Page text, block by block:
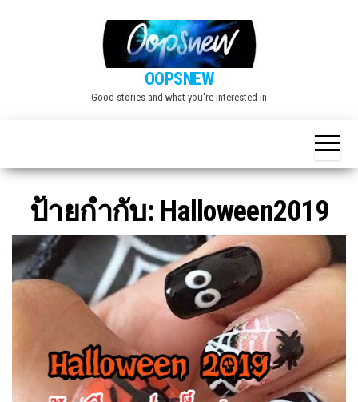
OOPSNEW
Good stories and what you're interested in
ป้ายกำกับ: Halloween2019